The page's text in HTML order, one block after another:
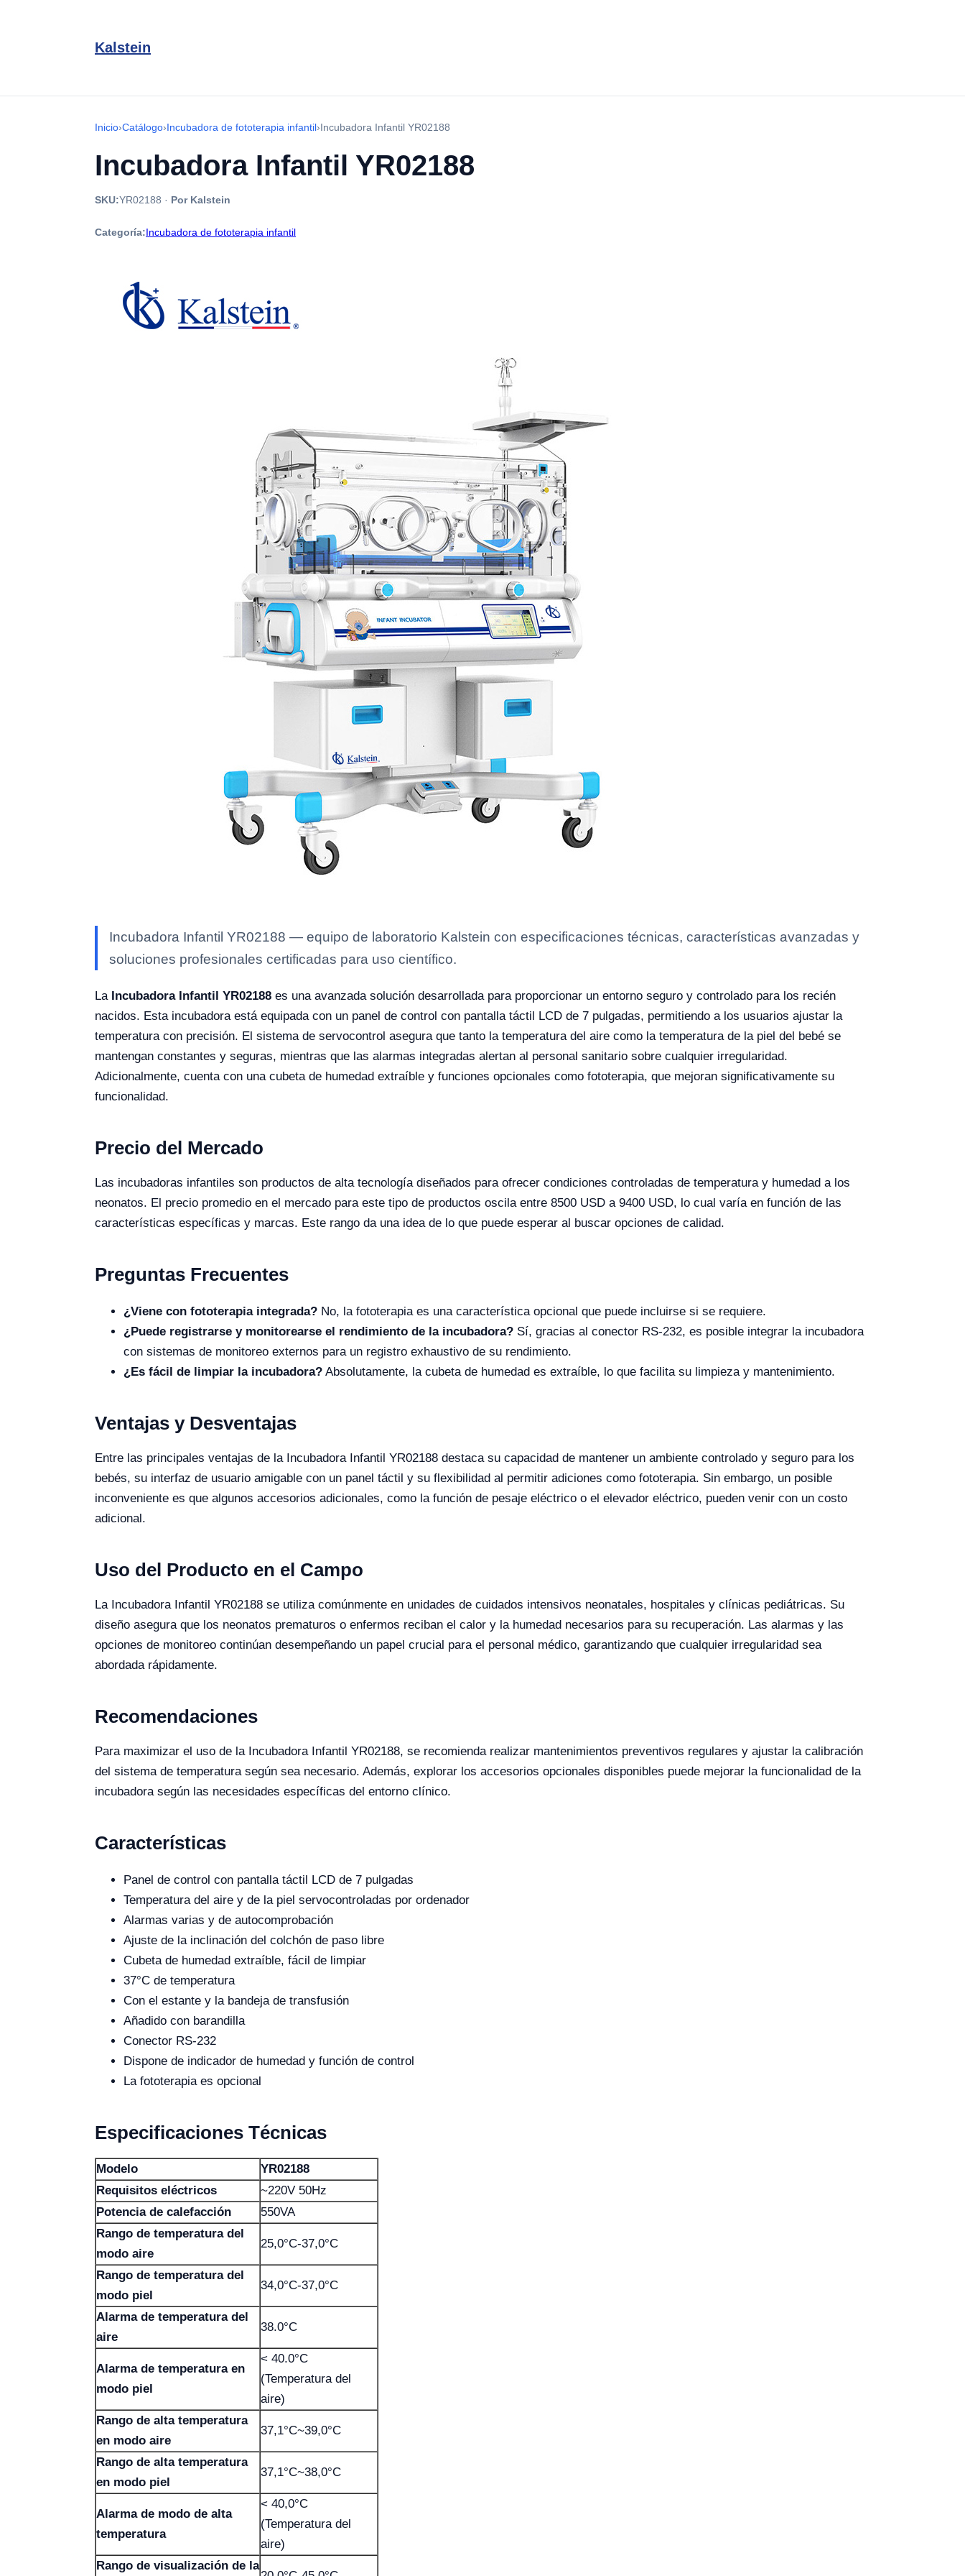
Kalstein
Inicio›Catálogo›Incubadora de fototerapia infantil›Incubadora Infantil YR02188
Incubadora Infantil YR02188
SKU:YR02188 · Por Kalstein
Categoría:Incubadora de fototerapia infantil
Incubadora Infantil YR02188 — equipo de laboratorio Kalstein con especificaciones técnicas, características avanzadas y
soluciones profesionales certificadas para uso científico.
La Incubadora Infantil YR02188 es una avanzada solución desarrollada para proporcionar un entorno seguro y controlado para los recién
nacidos. Esta incubadora está equipada con un panel de control con pantalla táctil LCD de 7 pulgadas, permitiendo a los usuarios ajustar la
temperatura con precisión. El sistema de servocontrol asegura que tanto la temperatura del aire como la temperatura de la piel del bebé se
mantengan constantes y seguras, mientras que las alarmas integradas alertan al personal sanitario sobre cualquier irregularidad.
Adicionalmente, cuenta con una cubeta de humedad extraíble y funciones opcionales como fototerapia, que mejoran significativamente su
funcionalidad.
Precio del Mercado
Las incubadoras infantiles son productos de alta tecnología diseñados para ofrecer condiciones controladas de temperatura y humedad a los
neonatos. El precio promedio en el mercado para este tipo de productos oscila entre 8500 USD a 9400 USD, lo cual varía en función de las
características específicas y marcas. Este rango da una idea de lo que puede esperar al buscar opciones de calidad.
Preguntas Frecuentes
¿Viene con fototerapia integrada? No, la fototerapia es una característica opcional que puede incluirse si se requiere.
¿Puede registrarse y monitorearse el rendimiento de la incubadora? Sí, gracias al conector RS-232, es posible integrar la incubadora
con sistemas de monitoreo externos para un registro exhaustivo de su rendimiento.
¿Es fácil de limpiar la incubadora? Absolutamente, la cubeta de humedad es extraíble, lo que facilita su limpieza y mantenimiento.
Ventajas y Desventajas
Entre las principales ventajas de la Incubadora Infantil YR02188 destaca su capacidad de mantener un ambiente controlado y seguro para los
bebés, su interfaz de usuario amigable con un panel táctil y su flexibilidad al permitir adiciones como fototerapia. Sin embargo, un posible
inconveniente es que algunos accesorios adicionales, como la función de pesaje eléctrico o el elevador eléctrico, pueden venir con un costo
adicional.
Uso del Producto en el Campo
La Incubadora Infantil YR02188 se utiliza comúnmente en unidades de cuidados intensivos neonatales, hospitales y clínicas pediátricas. Su
diseño asegura que los neonatos prematuros o enfermos reciban el calor y la humedad necesarios para su recuperación. Las alarmas y las
opciones de monitoreo continúan desempeñando un papel crucial para el personal médico, garantizando que cualquier irregularidad sea
abordada rápidamente.
Recomendaciones
Para maximizar el uso de la Incubadora Infantil YR02188, se recomienda realizar mantenimientos preventivos regulares y ajustar la calibración
del sistema de temperatura según sea necesario. Además, explorar los accesorios opcionales disponibles puede mejorar la funcionalidad de la
incubadora según las necesidades específicas del entorno clínico.
Características
Panel de control con pantalla táctil LCD de 7 pulgadas
Temperatura del aire y de la piel servocontroladas por ordenador
Alarmas varias y de autocomprobación
Ajuste de la inclinación del colchón de paso libre
Cubeta de humedad extraíble, fácil de limpiar
37°C de temperatura
Con el estante y la bandeja de transfusión
Añadido con barandilla
Conector RS-232
Dispone de indicador de humedad y función de control
La fototerapia es opcional
Especificaciones Técnicas
Modelo
YR02188
Requisitos eléctricos
~220V 50Hz
Potencia de calefacción
550VA
Rango de temperatura del
modo aire
25,0°C-37,0°C
Rango de temperatura del
modo piel
34,0°C-37,0°C
Alarma de temperatura del
aire
38.0°C
Alarma de temperatura en
modo piel
< 40.0°C
(Temperatura del
aire)
Rango de alta temperatura
en modo aire
37,1°C~39,0°C
Rango de alta temperatura
en modo piel
37,1°C~38,0°C
Alarma de modo de alta
temperatura
< 40,0°C
(Temperatura del
aire)
Rango de visualización de la